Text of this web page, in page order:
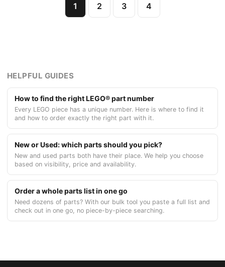
1 2 3 4
HELPFUL GUIDES
How to find the right LEGO® part number
Every LEGO piece has a unique number. Here is where to find it
and how to order exactly the right part with it.
New or Used: which parts should you pick?
New and used parts both have their place. We help you choose
based on visibility, price and availability.
Order a whole parts list in one go
Need dozens of parts? With our bulk tool you paste a full list and
check out in one go, no piece-by-piece searching.